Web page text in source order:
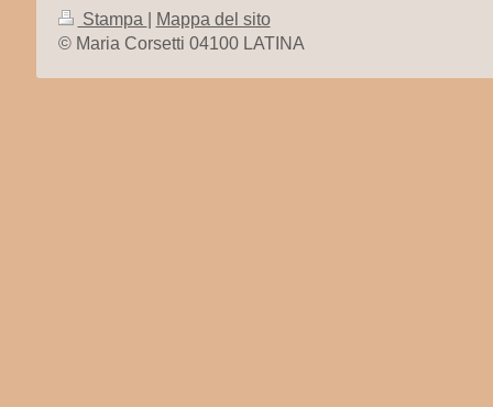
Stampa
Mappa del sito
© Maria Corsetti 04100 LATINA